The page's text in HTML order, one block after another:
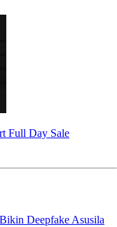
Full Day Sale
Deepfake Asusila